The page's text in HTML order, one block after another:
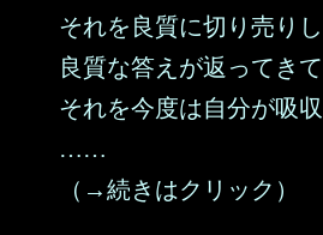
それを良質に切り売りし
良質な答えが返ってきて
それを今度は自分が吸収
……
（→続きはクリック）